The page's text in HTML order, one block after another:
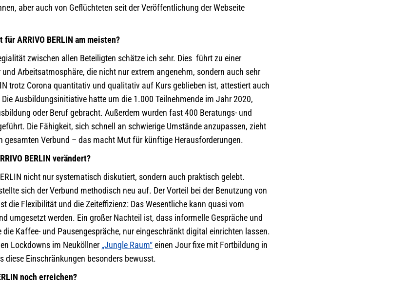
aber auch von Geflüchteten seit der Veröffentlichung der Webseite
ARRIVO BERLIN am meisten?
zwischen allen Beteiligten schätze ich sehr. Dies führt zu einer
Arbeitsatmosphäre, die nicht nur extrem angenehm, sondern auch sehr
trotz Corona quantitativ und qualitativ auf Kurs geblieben ist, attestiert auch
Ausbildungsinitiative hatte um die 1.000 Teilnehmende im Jahr 2020,
oder Beruf gebracht. Außerdem wurden fast 400 Beratungs- und
Die Fähigkeit, sich schnell an schwierige Umstände anzupassen, zieht
gesamten Verbund – das macht Mut für künftige Herausforderungen.
BERLIN verändert?
nicht nur systematisch diskutiert, sondern auch praktisch gelebt.
sich der Verbund methodisch neu auf. Der Vorteil bei der Benutzung von
die Flexibilität und die Zeiteffizienz: Das Wesentliche kann quasi vom
umgesetzt werden. Ein großer Nachteil ist, dass informelle Gespräche und
Kaffee- und Pausengespräche, nur eingeschränkt digital einrichten lassen.
Lockdowns im Neuköllner „Jungle Raum“einen Jour fixe mit Fortbildung in
diese Einschränkungen besonders bewusst.
noch erreichen?